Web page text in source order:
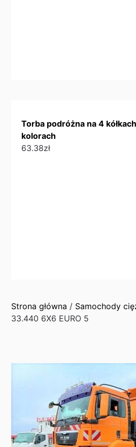
Torba podróżna na 4
kolorach
63.38zł
Strona główna / Samochody
33.440 6X6 EURO 5